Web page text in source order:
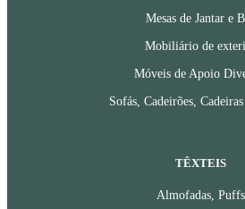
Mesas de Jantar e
Mobiliário de
Móveis de Apoio
Sofás, Cadeirões,
TÊXTEIS
Almofadas, Puffs